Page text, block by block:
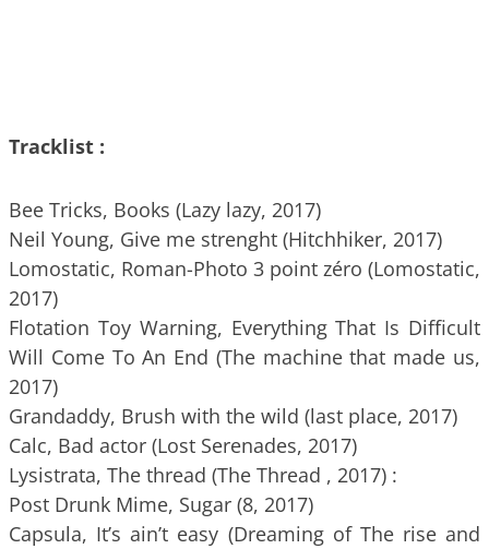
Tracklist :
Bee Tricks, Books (Lazy lazy, 2017)
Neil Young, Give me strenght (Hitchhiker, 2017)
Lomostatic, Roman-Photo 3 point zéro (Lomostatic,
2017)
Flotation Toy Warning, Everything That Is Difficult
Will Come To An End (The machine that made us,
2017)
Grandaddy, Brush with the wild (last place, 2017)
Calc, Bad actor (Lost Serenades, 2017)
Lysistrata, The thread (The Thread , 2017) :
Post Drunk Mime, Sugar (8, 2017)
Capsula, It’s ain’t easy (Dreaming of The rise and